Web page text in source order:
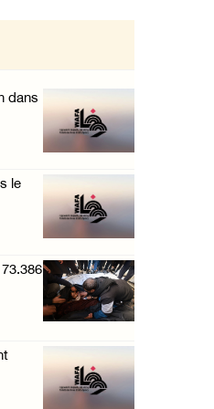
dans la bou ...
Falah
raid des fo ...
sur la Ci ...
dans l ...
menée ...
du Conseil
avec
dans
le